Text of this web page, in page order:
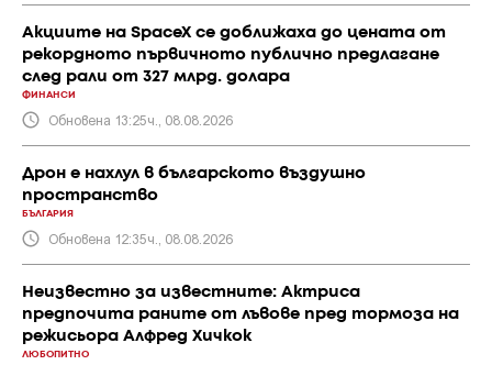
Акциите на SpaceX се доближаха до цената от
рекордното първичното публично предлагане
след рали от 327 млрд. долара
ФИНАНСИ
Обновена 13:25ч., 08.08.2026
Дрон е нахлул в българското въздушно
пространство
БЪЛГАРИЯ
Обновена 12:35ч., 08.08.2026
Неизвестно за известните: Актриса
предпочита раните от лъвове пред тормоза на
режисьора Алфред Хичкок
ЛЮБОПИТНО